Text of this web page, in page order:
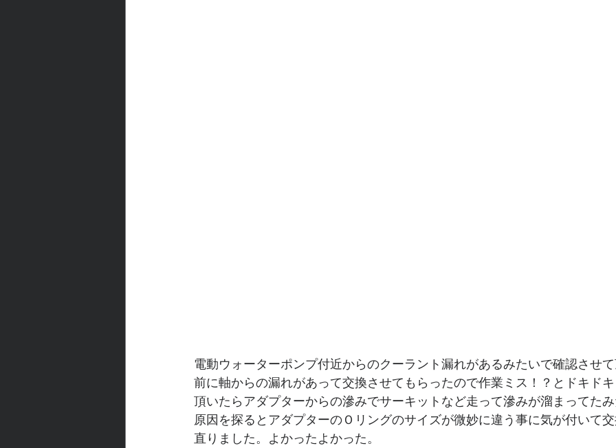
電動ウォーターポンプ付近からのクーラント漏れがあるみたいで確認させ
前に軸からの漏れがあって交換させてもらったので作業ミス！？とドキド
頂いたらアダプターからの滲みでサーキットなど走って滲みが溜まってた
原因を探るとアダプターのＯリングのサイズが微妙に違う事に気が付いて
直りました。よかったよかった。